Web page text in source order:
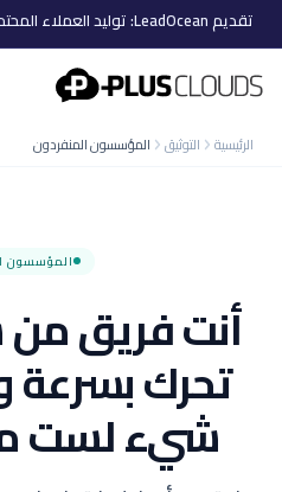
PlusClouds
الرئيسية التوثيق المؤسسون المنفردون
المؤسسون
أنت فريق
تحرك بسرعة
شيء لست